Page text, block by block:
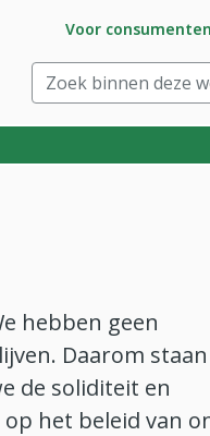
Ga naar subsite
Voor consumenten
Zoek binnen deze
hebben geen
Daarom staan
de soliditeit en
het beleid van